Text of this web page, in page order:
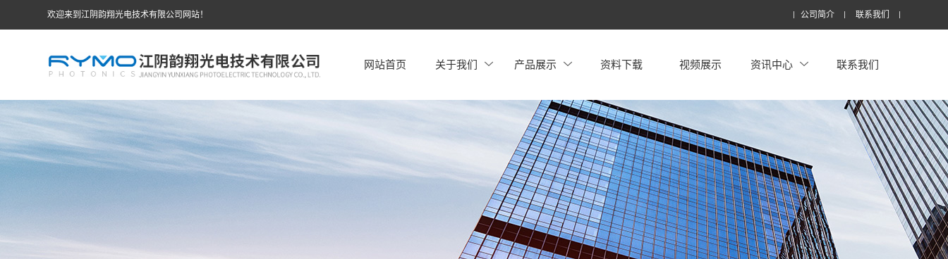
欢迎来到江阴韵翔光电技术有限公司网站！ 公司简介 联系我们
网站首页 关于我们 产品展示 资料下载 视频展示 资讯中心 联系我们